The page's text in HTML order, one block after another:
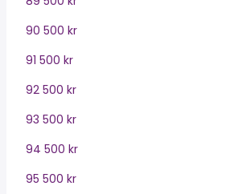
90 500 kr
91 500 kr
92 500 kr
93 500 kr
94 500 kr
95 500 kr